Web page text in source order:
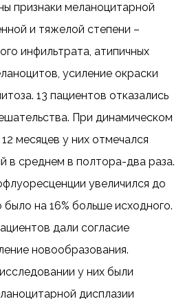
признаки меланоцитарной
и тяжелой степени –
инфильтрата, атипичных
усиление окраски
13 пациентов отказались
При динамическом
месяцев у них отмечался
в среднем в полтора-два раза.
увеличился до
было на 16% больше исходного.
дали согласие
новообразования.
у них были
дисплазии